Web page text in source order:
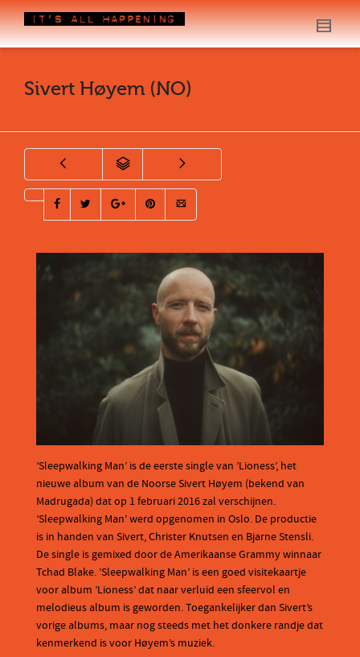
Sivert Høyem (NO)
’Sleepwalking Man’ is de eerste single van ’Lioness’, het
nieuwe album van de Noorse Sivert Høyem (bekend van
Madrugada) dat op 1 februari 2016 zal verschijnen.
’Sleepwalking Man’ werd opgenomen in Oslo. De productie
is in handen van Sivert, Christer Knutsen en Bjarne Stensli.
De single is gemixed door de Amerikaanse Grammy winnaar
Tchad Blake. ’Sleepwalking Man’ is een goed visitekaartje
voor album ’Lioness’ dat naar verluid een sfeervol en
melodieus album is geworden. Toegankelijker dan Sivert’s
vorige albums, maar nog steeds met het donkere randje dat
kenmerkend is voor Høyem’s muziek.